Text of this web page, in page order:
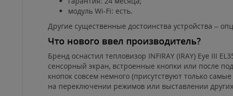
модуль Wi-Fi: есть.
Другие существенные достоинства устройства –
Что нового ввел производитель?
Бренд оснастил тепловизор INFIRAY (IRAY) Eye III
сенсорный экран, встроенные кнопки или после
кнопок совсем немного (присутствуют только
на переключении режимов или выставлении